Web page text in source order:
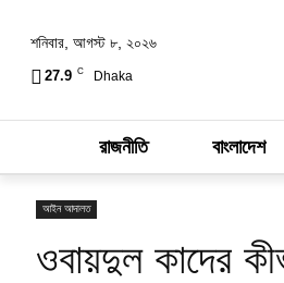
শনিবার, আগস্ট ৮, ২০২৬
27.9 C Dhaka
রাজনীতি বাংলাদেশ
আইন আদালত
ওবায়দুল কাদের